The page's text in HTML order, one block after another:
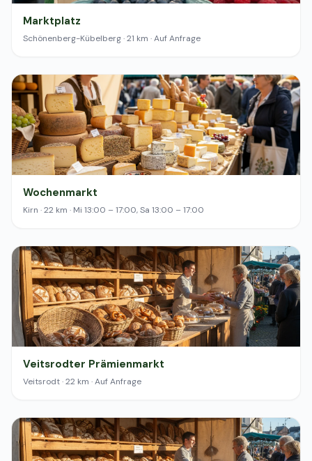
Marktplatz
Schönenberg-Kübelberg · 21 km · Auf Anfrage
Wochenmarkt
Kirn · 22 km · Mi 13:00 – 17:00, Sa 13:00 – 17:00
Veitsrodter Prämienmarkt
Veitsrodt · 22 km · Auf Anfrage